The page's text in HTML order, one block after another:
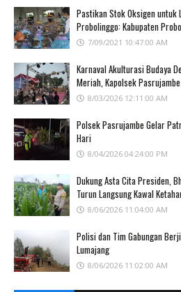
Pastikan Stok Oksigen untuk
Probolinggo: Kabupaten
7/09/2021 10:47:00 AM
Karnaval Akulturasi Budaya
Meriah, Kapolsek
8/03/2026 12:11:00 AM
Polsek Pasrujambe Gelar
Hari
8/04/2026 04:24:00 PM
Dukung Asta Cita Presiden,
Turun Langsung Kawal
8/06/2026 11:04:00 AM
Polisi dan Tim Gabungan
Lumajang
8/06/2026 11:02:00 AM